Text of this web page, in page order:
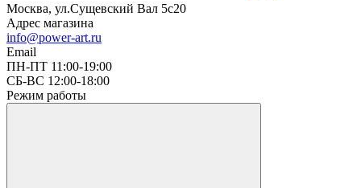
Москва, ул.Сущевский Вал 5с20
Адрес магазина
info@power-art.ru
Email
ПН-ПТ 11:00-19:00
СБ-ВС 12:00-18:00
Режим работы